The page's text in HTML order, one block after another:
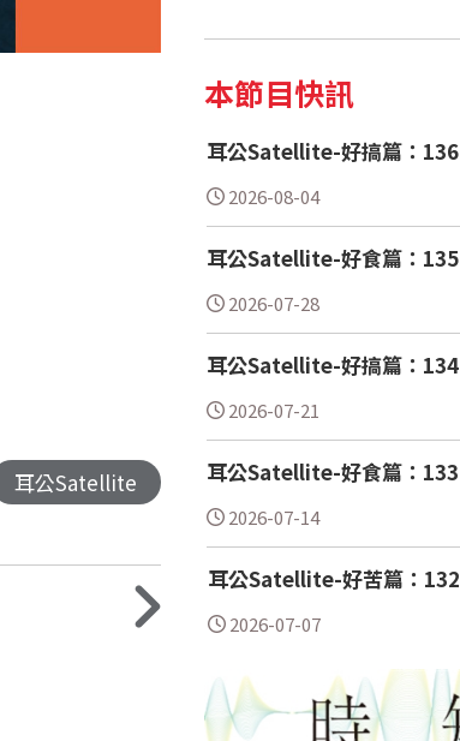
耳公Satellite
本節目快訊
耳公Satellite-好搞篇：136
2026-08-04
耳公Satellite-好食篇：135
2026-07-28
耳公Satellite-好搞篇：134
2026-07-21
耳公Satellite-好食篇：133
2026-07-14
耳公Satellite-好苦篇：132
2026-07-07